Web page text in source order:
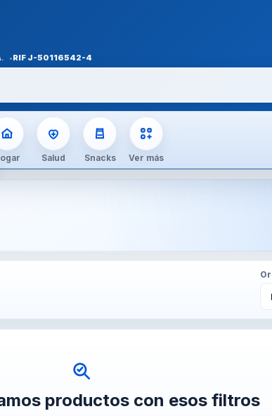
RIF J-50116542-4
Salud Snacks Ver más
CATEGORÍAS
productos con esos filtros